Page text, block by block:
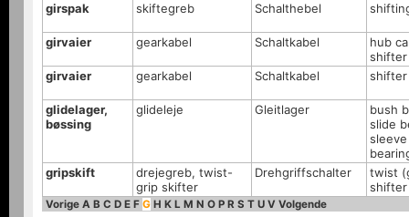
girspak skiftegreb Schalthebel
girvaier gearkabel Schaltkabel
hub
shifter
girvaier
gearkabel Schaltkabel shifter
glidelager,
bøssing
glideleje Gleitlager
bush
slide
sleeve
gripskift
drejegreb, twist-
grip skifter
Drehgriffschalter
twist
shifter
Vorige A B C D E F G H K L M N O P R S T U V Volgende